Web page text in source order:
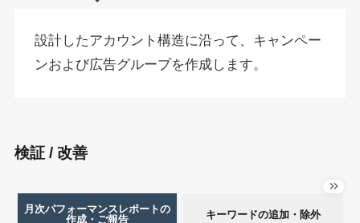
設計したアカウント構造に沿って、キャンペー
ンおよび広告グループを作成します。
検証 / 改善
月次パフォーマンスレポートの
作成・ご報告
キーワードの追加・除外